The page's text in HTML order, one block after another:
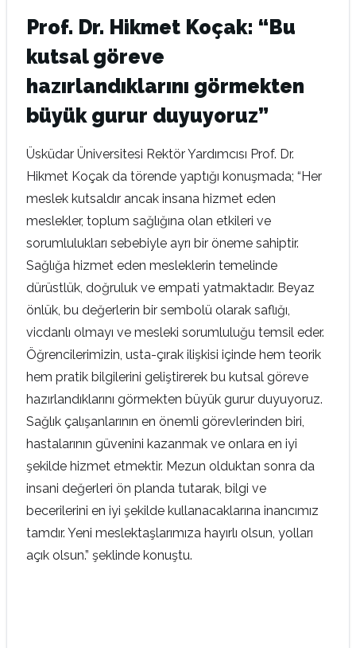
Prof. Dr. Hikmet Koçak: “Bu
kutsal göreve
hazırlandıklarını görmekten
büyük gurur duyuyoruz”
Üsküdar Üniversitesi Rektör Yardımcısı Prof. Dr.
Hikmet Koçak da törende yaptığı konuşmada; “Her
meslek kutsaldır ancak insana hizmet eden
meslekler, toplum sağlığına olan etkileri ve
sorumlulukları sebebiyle ayrı bir öneme sahiptir.
Sağlığa hizmet eden mesleklerin temelinde
dürüstlük, doğruluk ve empati yatmaktadır. Beyaz
önlük, bu değerlerin bir sembolü olarak saflığı,
vicdanlı olmayı ve mesleki sorumluluğu temsil eder.
Öğrencilerimizin, usta-çırak ilişkisi içinde hem teorik
hem pratik bilgilerini geliştirerek bu kutsal göreve
hazırlandıklarını görmekten büyük gurur duyuyoruz.
Sağlık çalışanlarının en önemli görevlerinden biri,
hastalarının güvenini kazanmak ve onlara en iyi
şekilde hizmet etmektir. Mezun olduktan sonra da
insani değerleri ön planda tutarak, bilgi ve
becerilerini en iyi şekilde kullanacaklarına inancımız
tamdır. Yeni meslektaşlarımıza hayırlı olsun, yolları
açık olsun.” şeklinde konuştu.